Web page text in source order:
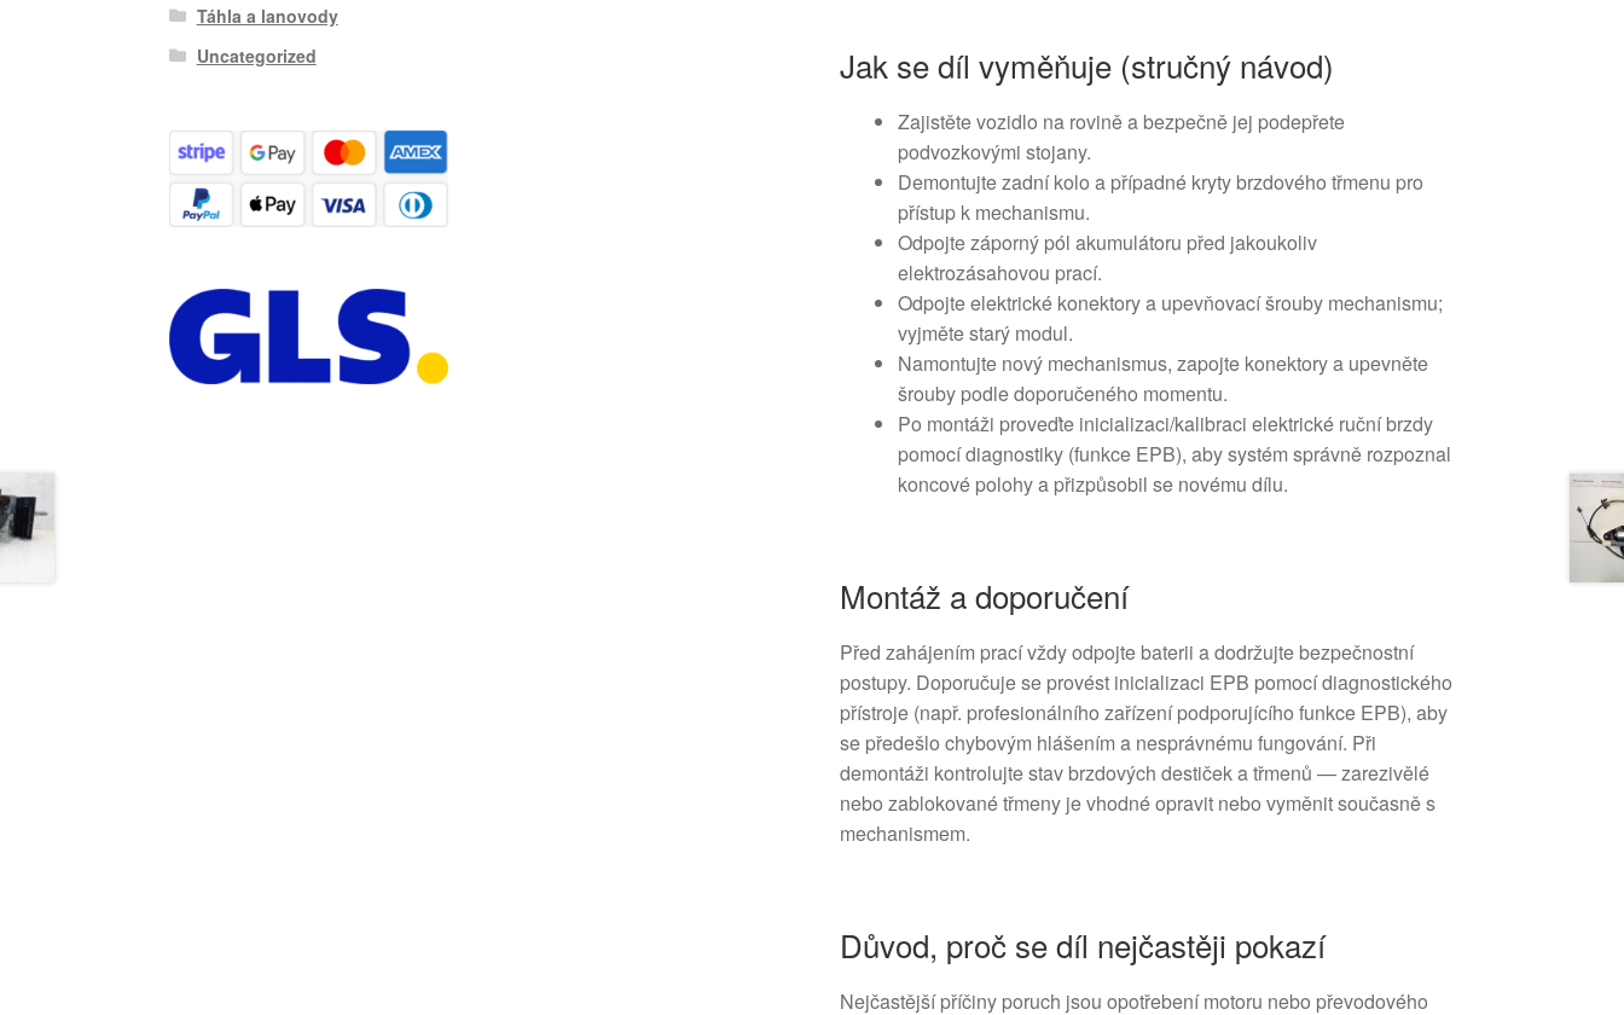
Jak se díl vyměňuje (stručný návod)
Zajistěte vozidlo na rovině a bezpečně jej podepřete
podvozkovými stojany.
Demontujte zadní kolo a případné kryty brzdového třmenu pro
přístup k mechanismu.
Odpojte záporný pól akumulátoru před jakoukoliv
elektrozásahovou prací.
Odpojte elektrické konektory a upevňovací šrouby mechanismu;
vyjměte starý modul.
Namontujte nový mechanismus, zapojte konektory a upevněte
šrouby podle doporučeného momentu.
Po montáži proveďte inicializaci/kalibraci elektrické ruční brzdy
pomocí diagnostiky (funkce EPB), aby systém správně rozpoznal
koncové polohy a přizpůsobil se novému dílu.
Montáž a doporučení
Před zahájením prací vždy odpojte baterii a dodržujte bezpečnostní
postupy. Doporučuje se provést inicializaci EPB pomocí diagnostického
přístroje (např. profesionálního zařízení podporujícího funkce EPB), aby
se předešlo chybovým hlášením a nesprávnému fungování. Při
demontáži kontrolujte stav brzdových destiček a třmenů — zarezivělé
nebo zablokované třmeny je vhodné opravit nebo vyměnit současně s
mechanismem.
Důvod, proč se díl nejčastěji pokazí
Nejčastější příčiny poruch jsou opotřebení motoru nebo převodového
Táhla a lanovody
Uncategorized